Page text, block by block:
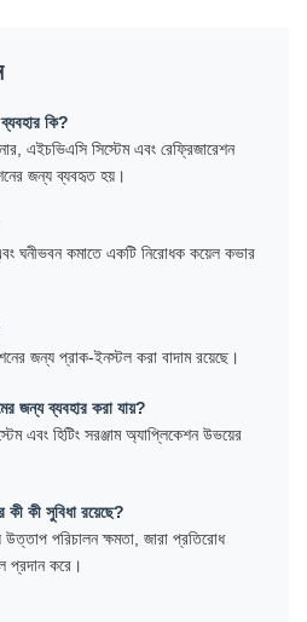
কি?
এইচভিএসি সিস্টেম এবং রেফ্রিজারেশন
জন্য ব্যবহৃত হয়।
ঘনীভবন কমাতে একটি নিরোধক কয়েল কভার
জন্য প্রাক-ইনস্টল করা বাদাম রয়েছে।
জন্য ব্যবহার করা যায়?
এবং হিটিং সরঞ্জাম অ্যাপ্লিকেশন উভয়ের
কী কী সুবিধা রয়েছে?
পরিচালন ক্ষমতা, জারা প্রতিরোধ
প্রদান করে।